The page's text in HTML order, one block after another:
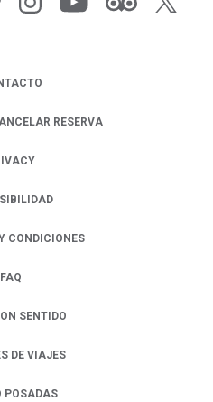
RESERVA
IN A NEW TAB.
CONDICIONES
FAQ
SENTIDO
DE VIAJES
POSADAS